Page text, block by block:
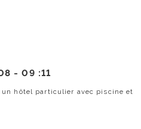
-09 :11
un hôtel particulier avec piscine et